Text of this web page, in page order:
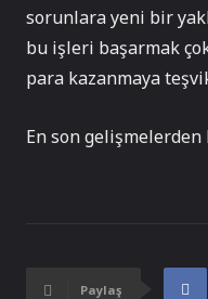
sorunlara yeni bir
bu işleri başarmak
para kazanmaya
En son
Paylaş